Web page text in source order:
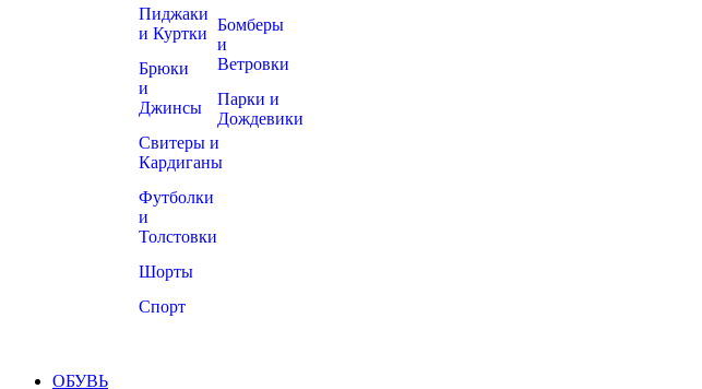
Пиджаки
и Куртки
Брюки
и
Джинсы
Свитеры и
Кардиганы
Футболки
и
Толстовки
Шорты
Спорт
Бомберы
и
Ветровки
Парки и
Дождевики
ОБУВЬ